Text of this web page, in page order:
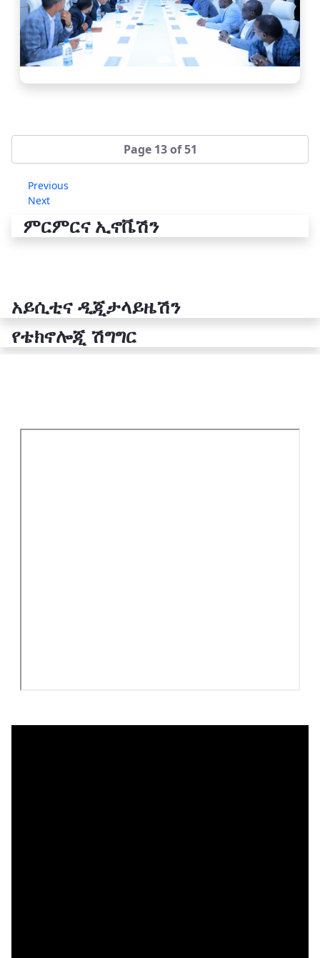
Page 13 of 51
Previous
Next
ምርምርና ኢኖቬሽን
አይሲቲና ዲጂታላይዜሽን
የቴክኖሎጂ ሽግግር